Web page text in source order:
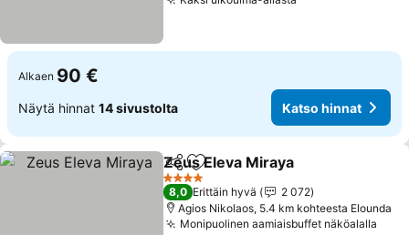
Alkaen 90 €
Näytä hinnat 14 sivustolta Katso hinnat
Jaa Lisää suosikkeihin
Zeus Eleva Miraya
4 Tähtiluokitus
8,0 Erittäin hyvä
2 072
Agios Nikolaos, 5.4 km kohteesta Elounda
Monipuolinen aamiaisbuffet näköalalla